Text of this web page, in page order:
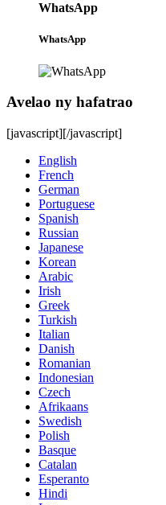
WhatsApp
WhatsApp
Avelao ny hafatrao
[javascript][/javascript]
English
French
German
Portuguese
Spanish
Russian
Japanese
Korean
Arabic
Irish
Greek
Turkish
Italian
Danish
Romanian
Indonesian
Czech
Afrikaans
Swedish
Polish
Basque
Catalan
Esperanto
Hindi